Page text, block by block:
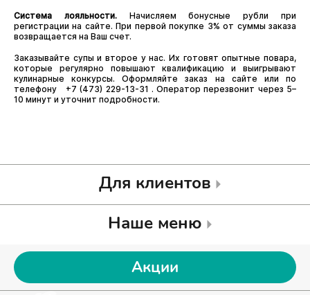
Система лояльности.Начисляем бонусные рубли при
регистрации на сайте. При первой покупке 3% от суммы заказа
возвращается на Ваш счет.
Заказывайте супы и второе у нас. Их готовят опытные повара,
которые регулярно повышают квалификацию и выигрывают
кулинарные конкурсы. Оформляйте заказ на сайте или по
телефону +7 (473) 229-13-31 . Оператор перезвонит через 5–
10 минут и уточнит подробности.
Для клиентов
Наше меню
Акции